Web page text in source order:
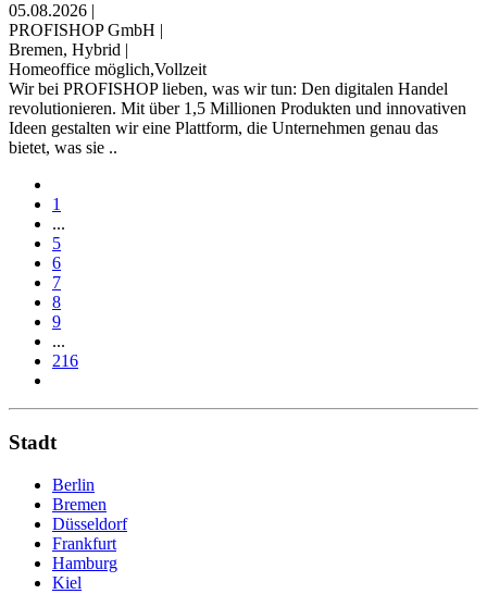
05.08.2026 |
PROFISHOP GmbH |
Bremen, Hybrid |
Homeoffice möglich,Vollzeit
Wir bei PROFISHOP lieben, was wir tun: Den digitalen Handel
revolutionieren. Mit über 1,5 Millionen Produkten und innovativen
Ideen gestalten wir eine Plattform, die Unternehmen genau das
bietet, was sie ..
1
...
5
6
7
8
9
...
216
Stadt
Berlin
Bremen
Düsseldorf
Frankfurt
Hamburg
Kiel